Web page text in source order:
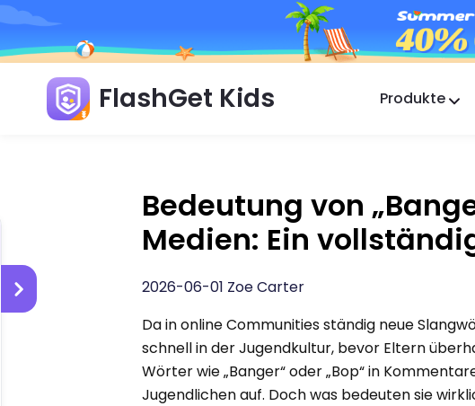
FlashGet Kids Produkte
Die
Bedeutung von
Medien: Ein
2026-06-01 Zoe Carter
Da in online Communities ständig neue
schnell in der Jugendkultur, bevor Eltern
Wörter wie „Banger“ oder „Bop“ in
Jugendlichen auf. Doch was bedeuten sie